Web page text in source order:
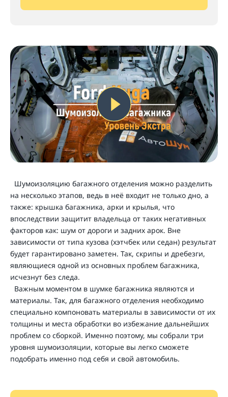
Шумоизоляцию багажного отделения можно разделить
на несколько этапов, ведь в неё входит не только дно, а
также: крышка багажника, арки и крылья, что
впоследствии защитит владельца от таких негативных
факторов как: шум от дороги и задних арок. Вне
зависимости от типа кузова (хэтчбек или седан) результат
будет гарантировано заметен. Так, скрипы и дребезги,
являющиеся одной из основных проблем багажника,
исчезнут без следа.
Важным моментом в шумке багажника являются и
материалы. Так, для багажного отделения необходимо
специально компоновать материалы в зависимости от их
толщины и места обработки во избежание дальнейших
проблем со сборкой. Именно поэтому, мы собрали три
уровня шумоизоляции, которые вы легко сможете
подобрать именно под себя и свой автомобиль.